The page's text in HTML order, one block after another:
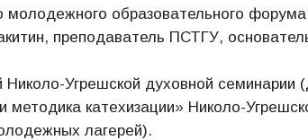
молодежного образовательного форума
преподаватель ПСТГУ,
Угрешской духовной семинарии
катехизации» Николо-
лагерей).